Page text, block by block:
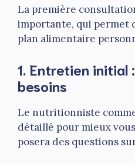
La première
importante, qui permet
plan alimentaire
1. Entretien initial
besoins
Le nutritionniste
détaillé pour mieux
posera des questions